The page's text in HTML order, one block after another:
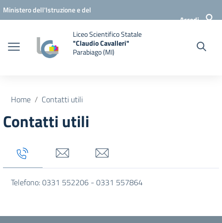
Vai ai contenuti
Vai al menu di navigazione
Vai al footer
Ministero dell'Istruzione e del
Accedi
Liceo Scientifico Statale
"Claudio Cavalleri"
Parabiago (MI)
Home Contatti utili
Contatti utili
Tab titolo 1Tab titolo 3Tab titolo 4
Telefono: 0331 552206 - 0331 557864